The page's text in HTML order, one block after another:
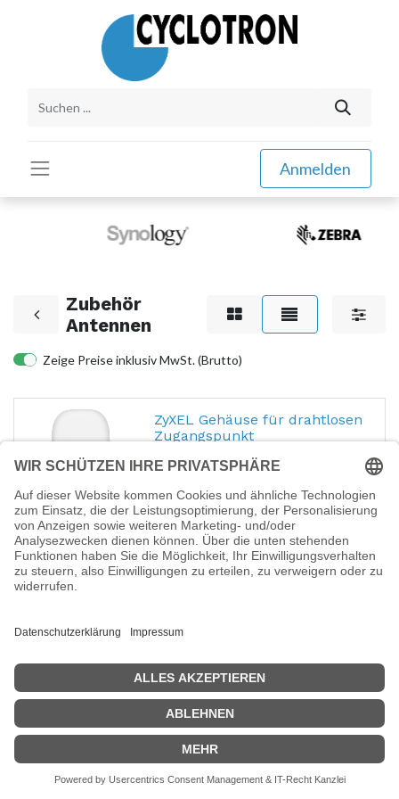
Anmelden
Zubehör
Antennen
Zeige Preise inklusiv MwSt. (Brutto)
ZyXEL Gehäuse für drahtlosen
Zugangspunkt
Hersteller-Nr.:ACCESSORY-
EAN:4718937651351
Zyxel - Gehäuse für drahtlosen
Zugangspunkt - wasserdicht - geeignet für
Wandmontage, Pfosten montierbar -
Innenbereich, Außenbereich
82,69€
Ubiquiti Medienkonverter -
(mini-GBIC)
EAN:817882026734
Ubiquiti - Medienkonverter - 1GbE -
1000Base-T - SFP (mini-GBIC) / RJ-45
30,19